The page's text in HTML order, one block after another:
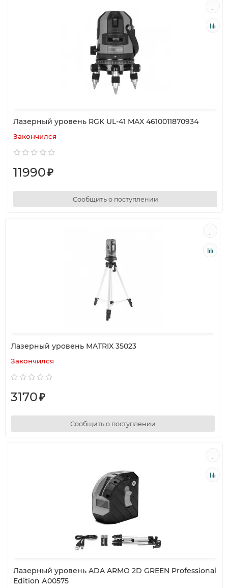
Лазерный уровень RGK UL-41 MAX 4610011870934
Закончился
11990₽
Сообщить о поступлении
Лазерный уровень MATRIX 35023
Закончился
3170₽
Сообщить о поступлении
Лазерный уровень ADA ARMO 2D GREEN Professional
Edition А00575